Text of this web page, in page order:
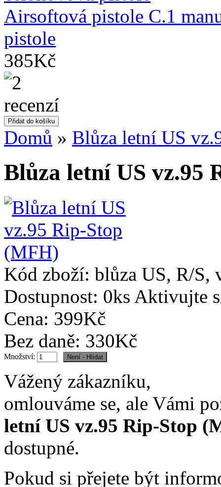
Airsoftová pistole C.1
pistole
385Kč
Domů » Blůza letní US
Blůza letní US vz.95
Kód zboží: blůza US, R/S,
Dostupnost: 0ks Aktivujte
Cena: 399Kč
Bez daně: 330Kč
Množství:
Vážený zákazníku,
omlouváme se, ale Vámi
letní US vz.95 Rip-Stop
dostupné.
Pokud si přejete být